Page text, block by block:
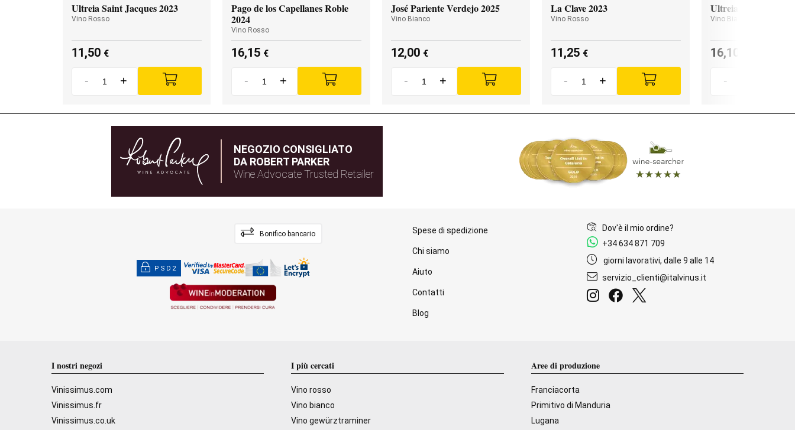
Ultreia Saint Jacques 2023
Vino Rosso
11,50 €
- +
Pago de los Capellanes Roble
2024
Vino Rosso
16,15 €
- +
José Pariente Verdejo 2025
Vino Bianco
12,00 €
- +
La Clave 2023
Vino Rosso
11,25 €
- +
Ultreia Godello 2024
Vino Bianco
16,10
-
NEGOZIO CONSIGLIATO
DA ROBERT PARKER
Wine Advocate Trusted Retailer
Bonifico bancario
PSD2
Spese di spedizione
Chi siamo
Aiuto
Contatti
Blog
Dov'è il mio ordine?
+34 634 871 709
giorni lavorativi, dalle 9 alle 14
servizio_clienti@italvinus.it
I nostri negozi
Vinissimus.com
Vinissimus.fr
Vinissimus.co.uk
I più cercati
Vino rosso
Vino bianco
Vino gewürztraminer
Aree di produzione
Franciacorta
Primitivo di Manduria
Lugana